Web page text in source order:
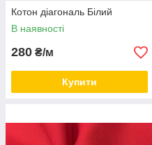
колірній гаммі. Купити
можна за дуже вигідною ціною.
Котон діагональ Білий
В наявності
280 ₴/м
Купити